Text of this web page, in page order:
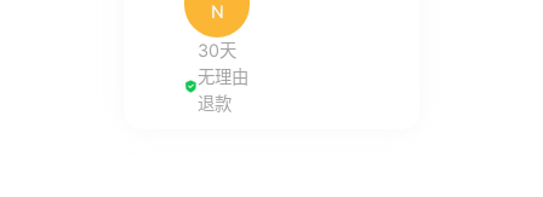
N
30天
无理由
退款